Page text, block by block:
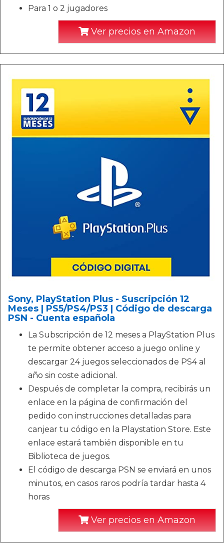
Para 1 o 2 jugadores
Ver precios en Amazon
Sony, PlayStation Plus - Suscripción 12
Meses | PS5/PS4/PS3 | Código de descarga
PSN - Cuenta española
La Subscripción de 12 meses a PlayStation Plus
te permite obtener acceso a juego online y
descargar 24 juegos seleccionados de PS4 al
año sin coste adicional.
Después de completar la compra, recibirás un
enlace en la página de confirmación del
pedido con instrucciones detalladas para
canjear tu código en la Playstation Store. Este
enlace estará también disponible en tu
Biblioteca de juegos.
El código de descarga PSN se enviará en unos
minutos, en casos raros podría tardar hasta 4
horas
Ver precios en Amazon